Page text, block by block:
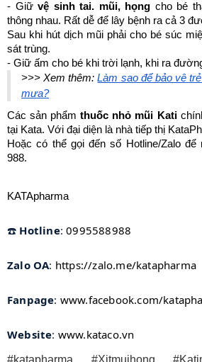
- Giữ vệ sinh tai. mũi, họng cho bé
thông nhau. Rất dễ để lây bệnh ra cả 3
Sau khi hút dịch mũi phải cho bé súc
sát trùng.
- Giữ ấm cho bé khi trời lạnh, khi ra
>>> Xem thêm: Làm sao để bảo vệ
mưa?
Các sản phẩm thuốc nhỏ mũi Kati
tại Kata. Với đại diện là nhà tiếp thị
Hoặc có thể gọi đến số Hotline/Zalo
988.
KATApharma
☎️ Hotline:0995588988
Zalo OA: https://zalo.me/katapharma
Fanpage: www.facebook.com/
Website: www.kataco.vn